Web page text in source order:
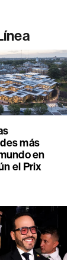
más
en
el Prix